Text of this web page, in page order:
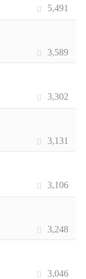
5,491
3,589
3,302
3,131
3,106
3,248
3,046